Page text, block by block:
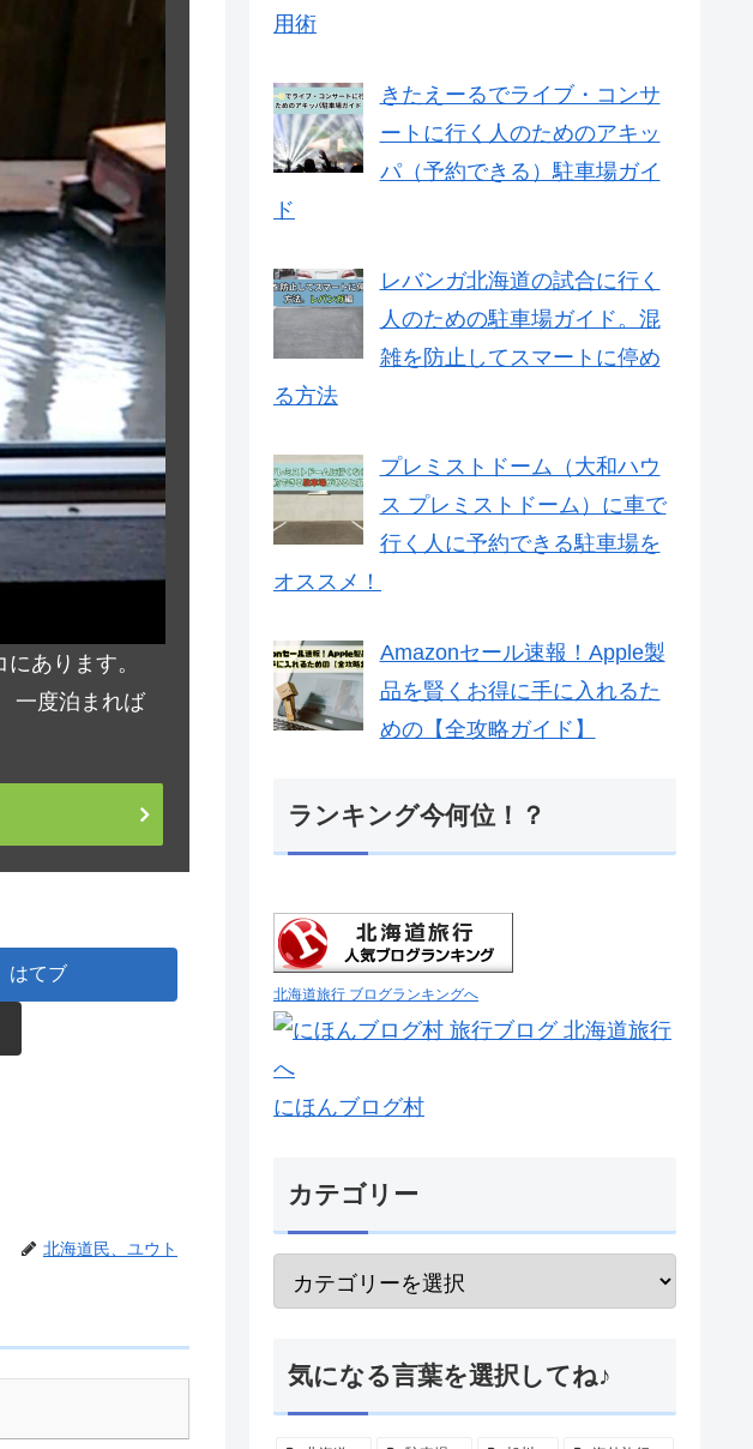
あります。
一度泊まれば
はてブ
北海道民、ユウト
用術
きたえーるでライブ・コンサ
ートに行く人のためのアキッ
パ（予約できる）駐車場ガイ
ド
レバンガ北海道の試合に行く
人のための駐車場ガイド。混
雑を防止してスマートに停め
る方法
プレミストドーム（大和ハウ
ス プレミストドーム）に車で
行く人に予約できる駐車場を
オススメ！
Amazonセール速報！Apple製
品を賢くお得に手に入れるた
めの【全攻略ガイド】
ランキング今何位！？
北海道旅行 ブログランキングへ
にほんブログ村
カテゴリー
気になる言葉を選択してね♪